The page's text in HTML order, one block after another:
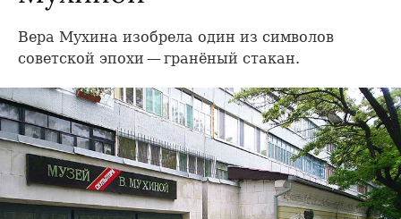
Вера Мухина изобрела один из символов
советской эпохи — гранёный стакан.